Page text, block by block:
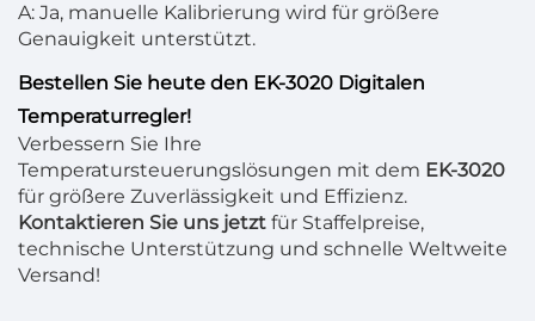
A: Ja, manuelle Kalibrierung wird für größere
Genauigkeit unterstützt.
Bestellen Sie heute den EK-3020 Digitalen
Temperaturregler!
Verbessern Sie Ihre
Temperatursteuerungslösungen mit dem EK-3020
für größere Zuverlässigkeit und Effizienz.
Kontaktieren Sie uns jetzt für Staffelpreise,
technische Unterstützung und schnelle Weltweite
Versand!